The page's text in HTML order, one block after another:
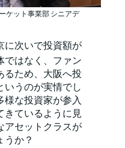
ケット事業部 シニアデ
に次いで投資額が
ではなく、ファン
るため、大阪へ投
いうのが実情でし
様な投資家が参入
きているように見
アセットクラスが
うか？